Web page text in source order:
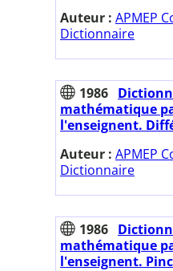
Auteur : APMEP
Dictionnaire
1986
mathématique
l'enseignent.
Auteur : APMEP
Dictionnaire
1986
mathématique
l'enseignent.